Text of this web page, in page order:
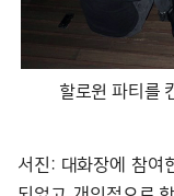
할로윈 파티를
서진: 대화장에 참여